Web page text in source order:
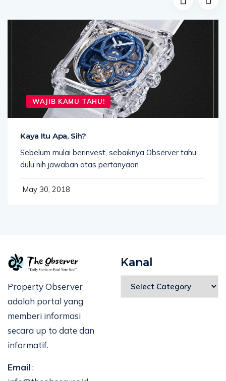
WAJIB KAMU TAHU!
Kaya Itu Apa, Sih?
Sebelum mulai berinvest, sebaiknya Observer tahu
dulu nih jawaban atas pertanyaan
May 30, 2018
Property Observer
adalah portal yang
memberi informasi
secara up to date dan
informatif.
Email:
Kanal